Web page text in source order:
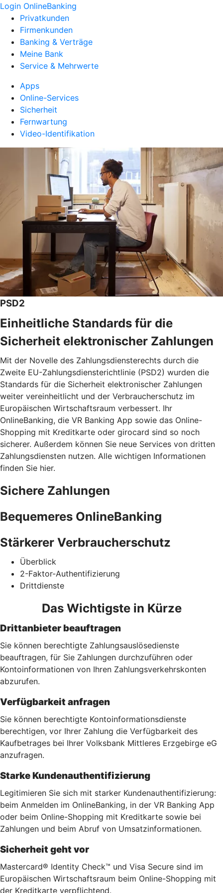
Login OnlineBanking
Privatkunden
Firmenkunden
Banking & Verträge
Meine Bank
Service & Mehrwerte
Apps
Online-Services
Sicherheit
Fernwartung
Video-Identifikation
PSD2
Einheitliche Standards für die
Sicherheit elektronischer Zahlungen
Mit der Novelle des Zahlungsdiensterechts durch die
Zweite EU-Zahlungsdiensterichtlinie (PSD2) wurden die
Standards für die Sicherheit elektronischer Zahlungen
weiter vereinheitlicht und der Verbraucherschutz im
Europäischen Wirtschaftsraum verbessert. Ihr
OnlineBanking, die VR Banking App sowie das Online-
Shopping mit Kreditkarte oder girocard sind so noch
sicherer. Außerdem können Sie neue Services von dritten
Zahlungsdiensten nutzen. Alle wichtigen Informationen
finden Sie hier.
Sichere Zahlungen
Bequemeres OnlineBanking
Stärkerer Verbraucherschutz
Überblick
2-Faktor-Authentifizierung
Drittdienste
Das Wichtigste in Kürze
Drittanbieter beauftragen
Sie können berechtigte Zahlungsauslösedienste
beauftragen, für Sie Zahlungen durchzuführen oder
Kontoinformationen von Ihren Zahlungsverkehrskonten
abzurufen.
Verfügbarkeit anfragen
Sie können berechtigte Kontoinformationsdienste
berechtigen, vor Ihrer Zahlung die Verfügbarkeit des
Kaufbetrages bei Ihrer Volksbank Mittleres Erzgebirge eG
anzufragen.
Starke Kundenauthentifizierung
Legitimieren Sie sich mit starker Kundenauthentifizierung:
beim Anmelden im OnlineBanking, in der VR Banking App
oder beim Online-Shopping mit Kreditkarte sowie bei
Zahlungen und beim Abruf von Umsatzinformationen.
Sicherheit geht vor
Mastercard® Identity Check™ und Visa Secure sind im
Europäischen Wirtschaftsraum beim Online-Shopping mit
der Kreditkarte verpflichtend.